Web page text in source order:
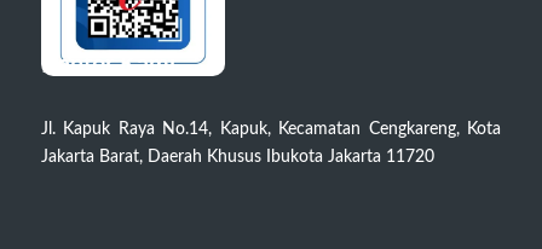
Kantor Kami
Jl. Kapuk Raya No.14, Kapuk, Kecamatan Cengkareng, Kota
Jakarta Barat, Daerah Khusus Ibukota Jakarta 11720